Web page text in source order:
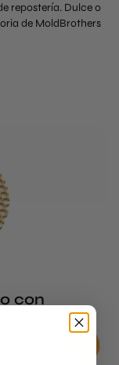
repostería. Dulce o
de MoldBrothers
con